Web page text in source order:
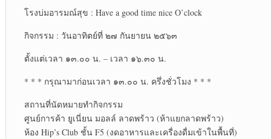
โรงบ่มอารมณ์สุข : Have a good time nice O’clock
กิจกรรม : วันอาทิตย์ที่ ๒๗ กันยายน ๒๕๖๓
ตั้งแต่เวลา ๑๓.๐๐ น. – เวลา ๑๖.๓๐ น.
* * * กรุณามาก่อนเวลา ๑๓.๐๐ น. ครึ่งชั่วโมง * * *
สถานที่นัดหมายทำกิจกรรม
ศูนย์การค้า ยูเนี่ยน มอลล์ ลาดพร้าว (ห้าแยกลาดพร้าว)
ห้อง Hip’s Club ชั้น F5 (งดอาหารและเครื่องดื่มเข้าในพื้นที่)